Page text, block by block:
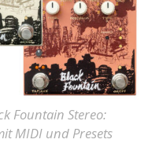
Fountain Stereo:
MIDI und Presets